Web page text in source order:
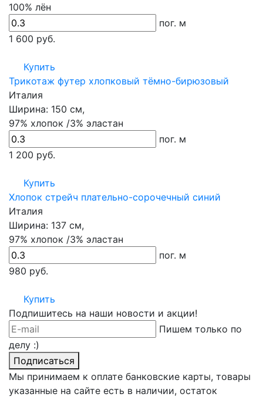
100% лён
пог. м
1 600руб.
Купить
Трикотаж футер хлопковый тёмно-бирюзовый
Италия
Ширина: 150 см,
97% хлопок /3% эластан
пог. м
1 200руб.
Купить
Хлопок стрейч плательно-сорочечный синий
Италия
Ширина: 137 см,
97% хлопок /3% эластан
пог. м
980руб.
Купить
Подпишитесь на наши новости и акции!
Пишем только по
делу :)
Подписаться
Мы принимаем к оплате банковские карты, товары
указанные на сайте есть в наличии, остаток